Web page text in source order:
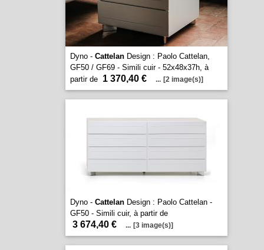
Dyno - CattelanDesign : Paolo Cattelan,
GF50 / GF69 - Simili cuir - 52x48x37h, à
partir de 1 370,40 € ... [2 image(s)]
Dyno - CattelanDesign : Paolo Cattelan -
GF50 - Simili cuir, à partir de
3 674,40 € ... [3 image(s)]